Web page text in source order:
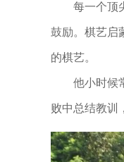
每一个顶
鼓励。棋艺启
的棋艺。
他小时候
败中总结教训